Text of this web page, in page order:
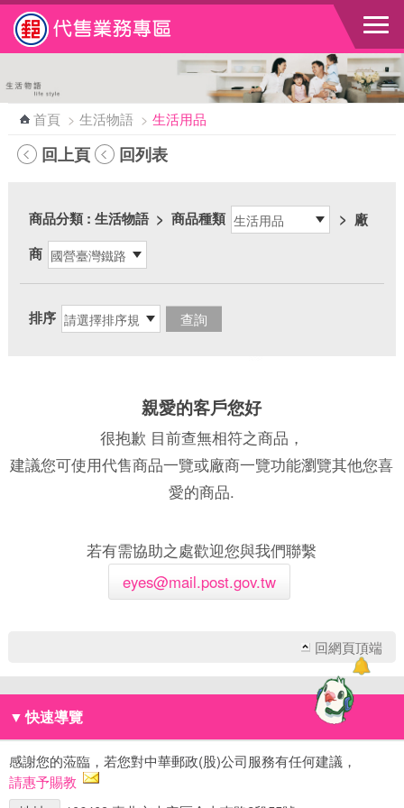
跳到主要內容區塊
首頁 > 生活物語 > 生活用品
回上頁 回列表
商品分類: 生活物語 > 商品種類 > 廠
商
排序
親愛的客戶您好
很抱歉 目前查無相符之商品，
建議您可使用代售商品一覽或廠商一覽功能瀏覽其他您喜
愛的商品.
若有需協助之處歡迎您與我們聯繫
eyes@mail.post.gov.tw
回網頁頂端
▼ 快速導覽
感謝您的蒞臨，若您對中華郵政(股)公司服務有任何建議，
請惠予賜教